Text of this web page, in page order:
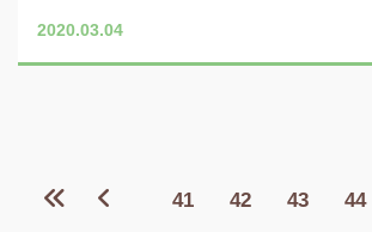
2020.03.04
41 42 43 44